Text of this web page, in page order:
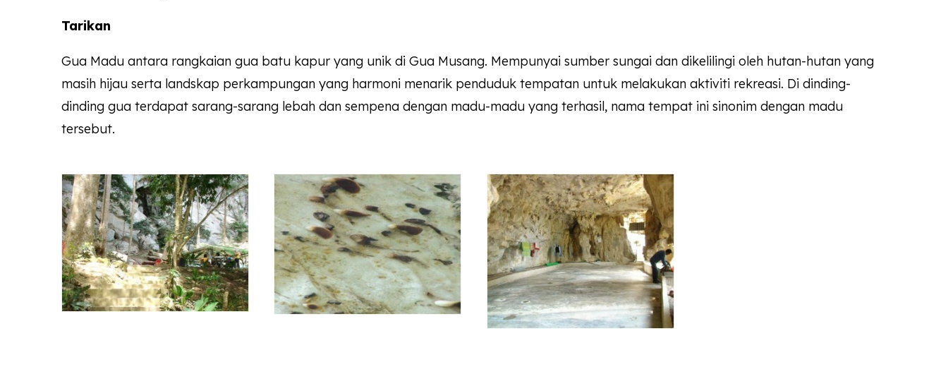
Tarikan
Gua Madu antara rangkaian gua batu kapur yang unik di Gua Musang. Mempunyai sumber sungai dan dikelilingi oleh hutan-hutan yang
masih hijau serta landskap perkampungan yang harmoni menarik penduduk tempatan untuk melakukan aktiviti rekreasi. Di dinding-
dinding gua terdapat sarang-sarang lebah dan sempena dengan madu-madu yang terhasil, nama tempat ini sinonim dengan madu
tersebut.